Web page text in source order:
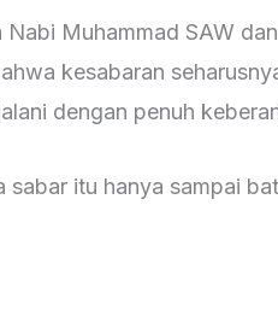
Muhammad SAW
kesabaran
dengan penuh
sabar itu hanya sampai